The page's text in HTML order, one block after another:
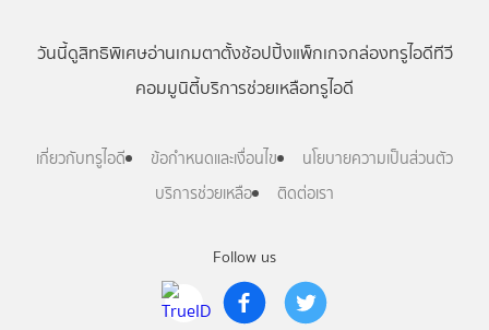
Follow us
วันนี้ดูสิทธิพิเศษอ่านเกมตาตั้งช้อปปิ้งแพ็กเกจกล่องทรูไอดีทีวี
คอมมูนิตี้บริการช่วยเหลือทรูไอดี
เกี่ยวกับทรูไอดี ข้อกำหนดและเงื่อนไข
นโยบายความเป็นส่วนตัว
บริการช่วยเหลือ
ติดต่อเรา